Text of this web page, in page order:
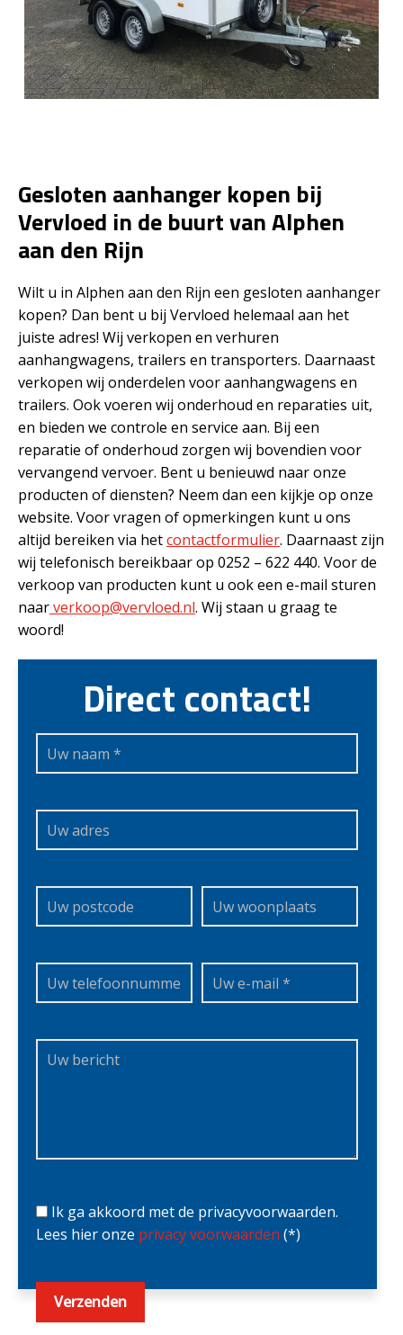
Gesloten aanhanger kopen bij
Vervloed in de buurt van Alphen
aan den Rijn
Wilt u in Alphen aan den Rijn een gesloten aanhanger
kopen? Dan bent u bij Vervloed helemaal aan het
juiste adres! Wij verkopen en verhuren
aanhangwagens, trailers en transporters. Daarnaast
verkopen wij onderdelen voor aanhangwagens en
trailers. Ook voeren wij onderhoud en reparaties uit,
en bieden we controle en service aan. Bij een
reparatie of onderhoud zorgen wij bovendien voor
vervangend vervoer. Bent u benieuwd naar onze
producten of diensten? Neem dan een kijkje op onze
website. Voor vragen of opmerkingen kunt u ons
altijd bereiken via hetcontactformulier. Daarnaast zijn
wij telefonisch bereikbaar op 0252 – 622 440. Voor de
verkoop van producten kunt u ook een e-mail sturen
naarverkoop@vervloed.nl. Wij staan u graag te
woord!
Direct contact!
Ik ga akkoord met de privacyvoorwaarden.
Lees hier onze privacy voorwaarden (*)